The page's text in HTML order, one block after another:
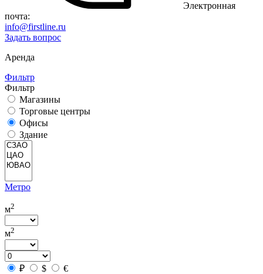
Электронная
почта:
info@firstline.ru
Задать вопрос
Аренда
Фильтр
Фильтр
Магазины
Торговые центры
Офисы
Здание
Метро
м2
м2
₽ $ €